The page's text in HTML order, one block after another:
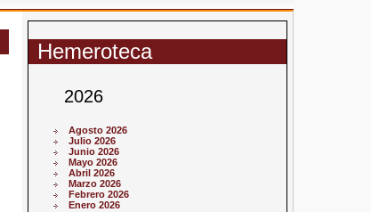
Hemeroteca
2026
Agosto 2026
Julio 2026
Junio 2026
Mayo 2026
Abril 2026
Marzo 2026
Febrero 2026
Enero 2026